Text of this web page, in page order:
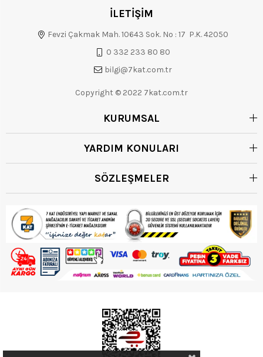
İLETİŞİM
Fevzi Çakmak Mah. 10643 Sok. No : 17 P.K. 42050
0 332 233 80 80
bilgi@7kat.com.tr
Copyright © 2022 7kat.com.tr
KURUMSAL
YARDIM KONULARI
SÖZLEŞMELER